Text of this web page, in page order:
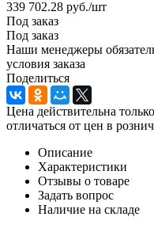
339 702.28 руб./шт
Под заказ
Под заказ
Наши менеджеры
условия заказа
Поделиться
Цена действительна
отличаться от цен в
Описание
Характеристики
Отзывы о товаре
Задать вопрос
Наличие на складе